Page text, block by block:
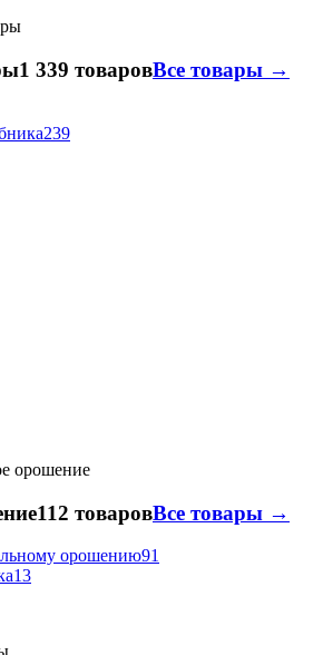
1 339 товаровВсе товары →
239
орошение
112 товаровВсе товары →
орошению91
13